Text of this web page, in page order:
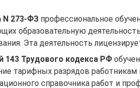
N 273-ФЗ профессиональное
образовательную
Эта деятельность
143 Трудового кодекса РФ
тарифных разрядов работникам
справочника работ и